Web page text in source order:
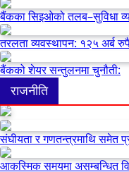
बैंकका सिइओको तलब–सुविधा
तरलता व्यवस्थापन: १२५ अर्ब
बैंकको शेयर सन्तुलनमा चुनौती:
राजनीति
संघीयता र गणतन्त्रमाथि समेत
आकस्मिक समयमा असम्बन्धित